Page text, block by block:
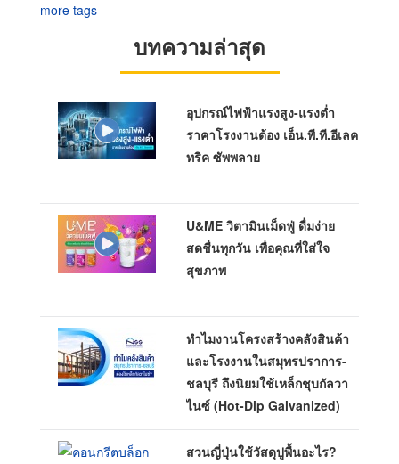
more tags
บทความล่าสุด
อุปกรณ์ไฟฟ้าแรงสูง-แรงต่ำ
ราคาโรงงานต้อง เอ็น.พี.ที.อีเลค
ทริค ซัพพลาย
U&ME วิตามินเม็ดฟู่ ดื่มง่าย
สดชื่นทุกวัน เพื่อคุณที่ใส่ใจ
สุขภาพ
ทำไมงานโครงสร้างคลังสินค้า
และโรงงานในสมุทรปราการ-
ชลบุรี ถึงนิยมใช้เหล็กชุบกัลวา
ไนซ์ (Hot-Dip Galvanized)
สวนญี่ปุ่นใช้วัสดุปูพื้นอะไร?